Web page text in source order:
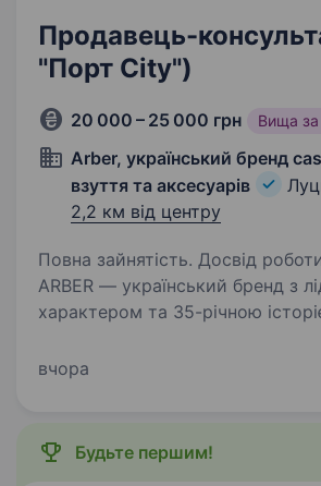
Продавець-
"Порт City")
20 000 – 25 000 грн Вища
Arber, український бренд
взуття та аксесуарів
2,2 км від центру
Повна зайнятість. Досвід
ARBER — український бренд з
характером та 35-річною
якості, постійного розвитку та
вчора
Будьте першим!